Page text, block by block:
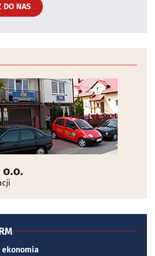
DO NAS
o.o.
ekonomia